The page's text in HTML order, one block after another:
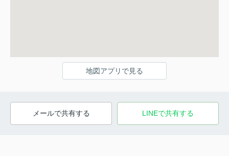
地図アプリで見る
メールで共有する LINEで共有する